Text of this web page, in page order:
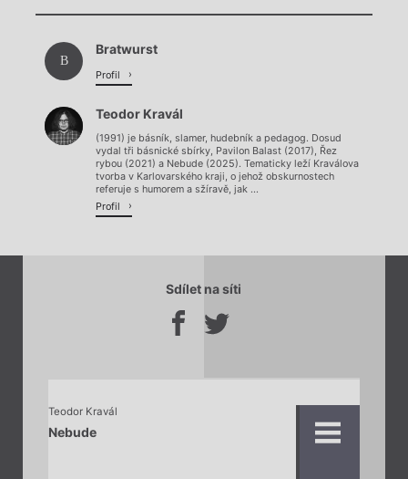
Chviličku.
B
Bratwurst
Profil
Teodor Kravál
(1991) je básník, slamer, hudebník a pedagog. Dosud
vydal tři básnické sbírky, Pavilon Balast (2017), Řez
rybou (2021) a Nebude (2025). Tematicky leží Kraválova
tvorba v Karlovarského kraji, o jehož obskurnostech
referuje s humorem a sžíravě, jak ...
Profil
Sdílet na síti
Teodor Kravál
Nebude